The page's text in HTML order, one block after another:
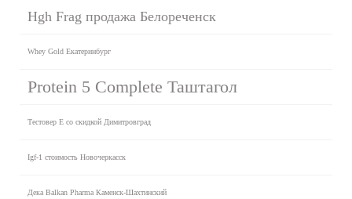
Hgh Frag продажа Белореченск
Whey Gold Екатеринбург
Protein 5 Complete Таштагол
Тестовер Е со скидкой Димитровград
Igf-1 стоимость Новочеркасск
Дека Balkan Pharma Каменск-Шахтинский